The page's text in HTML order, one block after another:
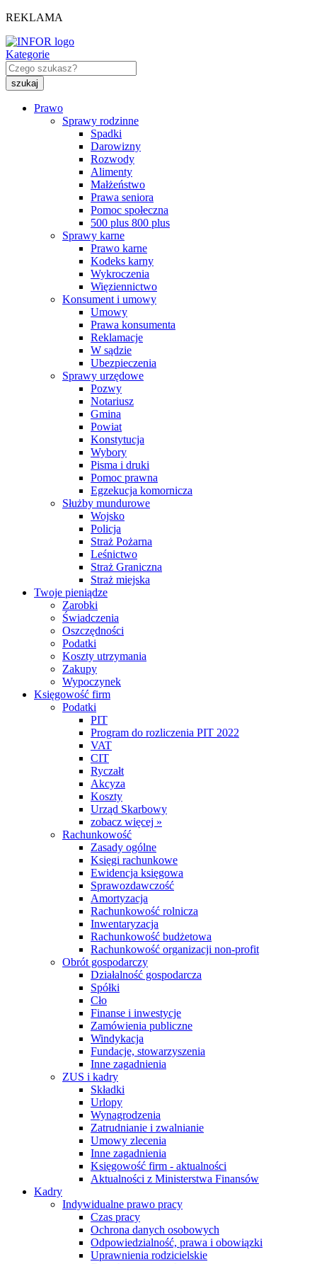
REKLAMA
Kategorie
Prawo
Sprawy rodzinne
Spadki
Darowizny
Rozwody
Alimenty
Małżeństwo
Prawa seniora
Pomoc społeczna
500 plus 800 plus
Sprawy karne
Prawo karne
Kodeks karny
Wykroczenia
Więziennictwo
Konsument i umowy
Umowy
Prawa konsumenta
Reklamacje
W sądzie
Ubezpieczenia
Sprawy urzędowe
Pozwy
Notariusz
Gmina
Powiat
Konstytucja
Wybory
Pisma i druki
Pomoc prawna
Egzekucja komornicza
Służby mundurowe
Wojsko
Policja
Straż Pożarna
Leśnictwo
Straż Graniczna
Straż miejska
Twoje pieniądze
Zarobki
Świadczenia
Oszczędności
Podatki
Koszty utrzymania
Zakupy
Wypoczynek
Księgowość firm
Podatki
PIT
Program do rozliczenia PIT 2022
VAT
CIT
Ryczałt
Akcyza
Koszty
Urząd Skarbowy
zobacz więcej »
Rachunkowość
Zasady ogólne
Księgi rachunkowe
Ewidencja księgowa
Sprawozdawczość
Amortyzacja
Rachunkowość rolnicza
Inwentaryzacja
Rachunkowość budżetowa
Rachunkowość organizacji non-profit
Obrót gospodarczy
Działalność gospodarcza
Spółki
Cło
Finanse i inwestycje
Zamówienia publiczne
Windykacja
Fundacje, stowarzyszenia
Inne zagadnienia
ZUS i kadry
Składki
Urlopy
Wynagrodzenia
Zatrudnianie i zwalnianie
Umowy zlecenia
Inne zagadnienia
Księgowość firm - aktualności
Aktualności z Ministerstwa Finansów
Kadry
Indywidualne prawo pracy
Czas pracy
Ochrona danych osobowych
Odpowiedzialność, prawa i obowiązki
Uprawnienia rodzicielskie